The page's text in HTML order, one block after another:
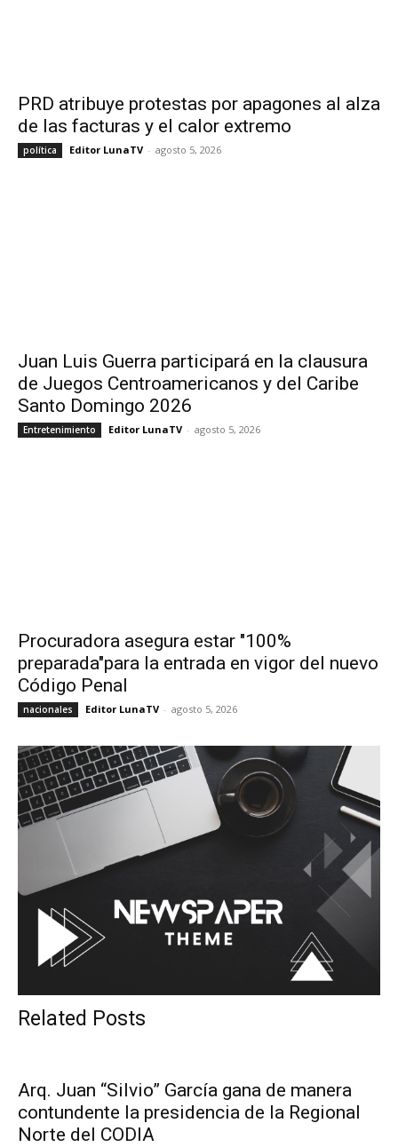
PRD atribuye protestas por apagones al alza
de las facturas y el calor extremo
política Editor LunaTV - agosto 5, 2026
Juan Luis Guerra participará en la clausura
de Juegos Centroamericanos y del Caribe
Santo Domingo 2026
Entretenimiento Editor LunaTV - agosto 5, 2026
Procuradora asegura estar "100%
preparada"para la entrada en vigor del nuevo
Código Penal
nacionales Editor LunaTV - agosto 5, 2026
Related Posts
Arq. Juan “Silvio” García gana de manera
contundente la presidencia de la Regional
Norte del CODIA